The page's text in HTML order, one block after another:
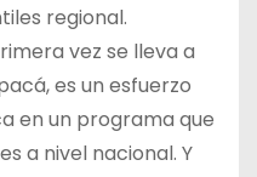
regional.
vez se lleva a
es un esfuerzo
en un programa que
a nivel nacional. Y